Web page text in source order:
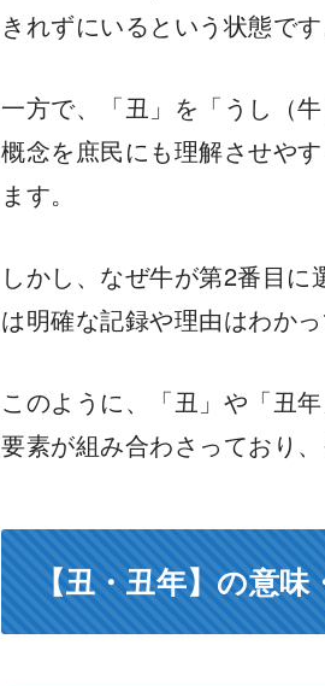
きれずにいるという状態です
一方で、「丑」を「うし（
概念を庶民にも理解させや
ます。
しかし、なぜ牛が第2番目
は明確な記録や理由はわかっ
このように、「丑」や「丑
要素が組み合わさっており
【丑・丑年】の意